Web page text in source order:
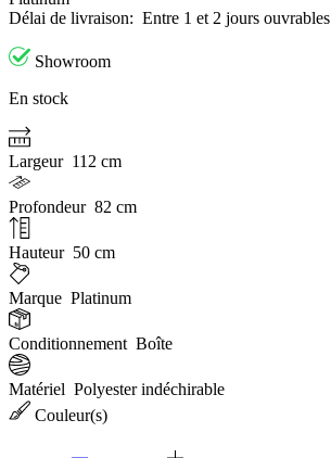
Délai de livraison: Entre 1 et 2 jours ouvrables
Showroom
En stock
Largeur 112 cm
Profondeur 82 cm
Hauteur 50 cm
Marque Platinum
Conditionnement Boîte
Matériel Polyester indéchirable
Couleur(s)